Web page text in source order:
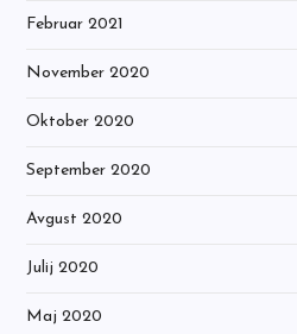
Februar 2021
November 2020
Oktober 2020
September 2020
Avgust 2020
Julij 2020
Maj 2020